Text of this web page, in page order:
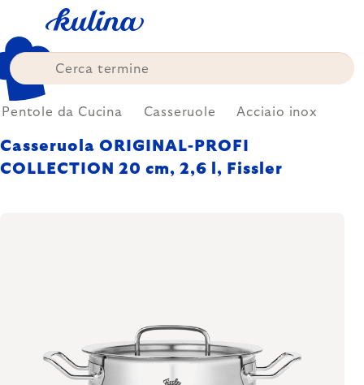
content
Pentole da Cucina Casseruole Acciaio inox
Casseruola ORIGINAL-PROFI
COLLECTION 20 cm, 2,6 l, Fissler